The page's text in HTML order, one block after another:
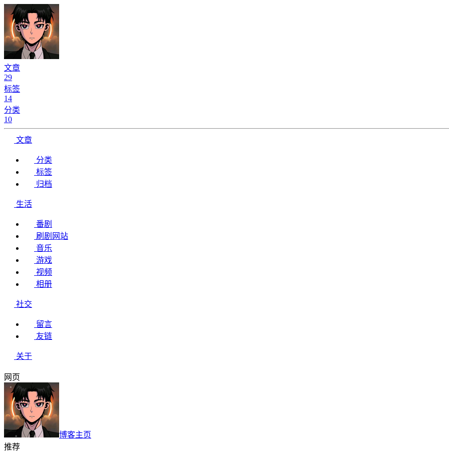
文章
29
标签
14
分类
10
文章
分类
标签
归档
生活
番剧
刷剧网站
音乐
游戏
视频
相册
社交
留言
友链
关于
网页
博客主页
推荐